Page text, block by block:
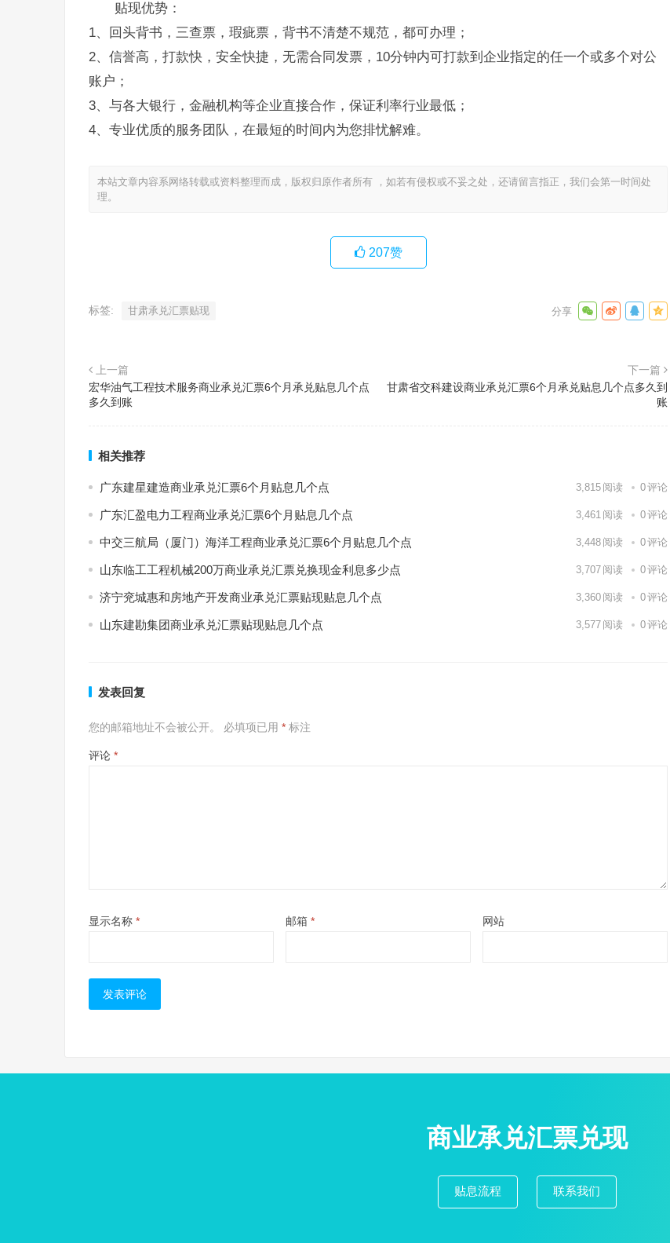
贴现优势：
1、回头背书，三查票，瑕疵票，背书不清楚不规范，都可办理；
2、信誉高，打款快，安全快捷，无需合同发票，10分钟内可打款到企业指定的任一个或多个对公
账户；
3、与各大银行，金融机构等企业直接合作，保证利率行业最低；
4、专业优质的服务团队，在最短的时间内为您排忧解难。
本站文章内容系网络转载或资料整理而成，版权归原作者所有 ，如若有侵权或不妥之处，还请留言指正，我们会第一时间处
理。
207赞
标签: 甘肃承兑汇票贴现
上一篇
宏华油气工程技术服务商业承兑汇票6个月承兑贴息几个点
多久到账
下一篇
甘肃省交科建设商业承兑汇票6个月承兑贴息几个点多久到
账
相关推荐
广东建星建造商业承兑汇票6个月贴息几个点 3,815 阅读 0评论
广东汇盈电力工程商业承兑汇票6个月贴息几个点 3,461 阅读 0评论
中交三航局（厦门）海洋工程商业承兑汇票6个月贴息几个点 3,448 阅读 0评论
山东临工工程机械200万商业承兑汇票兑换现金利息多少点 3,707 阅读 0评论
济宁兖城惠和房地产开发商业承兑汇票贴现贴息几个点 3,360 阅读 0评论
山东建勘集团商业承兑汇票贴现贴息几个点 3,577 阅读 0评论
发表回复
您的邮箱地址不会被公开。 必填项已用 * 标注
评论 *
显示名称 * 邮箱 * 网站
商业承兑汇票兑现
贴息流程 联系我们